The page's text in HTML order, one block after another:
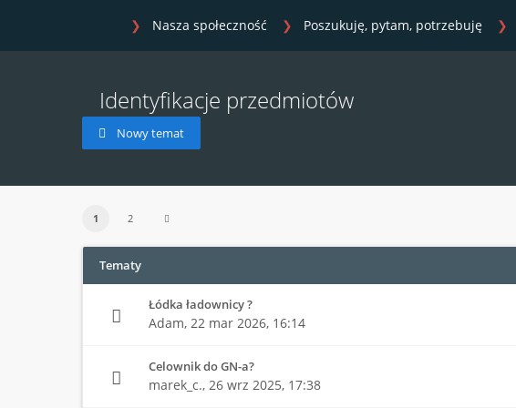
Nasza społeczność Poszukuję, pytam, potrzebuję
Identyfikacje przedmiotów
Nowy temat
1 2
Tematy
Łódka ładownicy ?
Adam, 22 mar 2026, 16:14
Celownik do GN-a?
marek_c., 26 wrz 2025, 17:38